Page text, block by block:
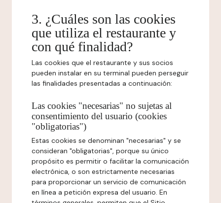
3. ¿Cuáles son las cookies
que utiliza el restaurante y
con qué finalidad?
Las cookies que el restaurante y sus socios
pueden instalar en su terminal pueden perseguir
las finalidades presentadas a continuación:
Las cookies "necesarias" no sujetas al
consentimiento del usuario (cookies
"obligatorias")
Estas cookies se denominan "necesarias" y se
consideran "obligatorias", porque su único
propósito es permitir o facilitar la comunicación
electrónica, o son estrictamente necesarias
para proporcionar un servicio de comunicación
en línea a petición expresa del usuario. En